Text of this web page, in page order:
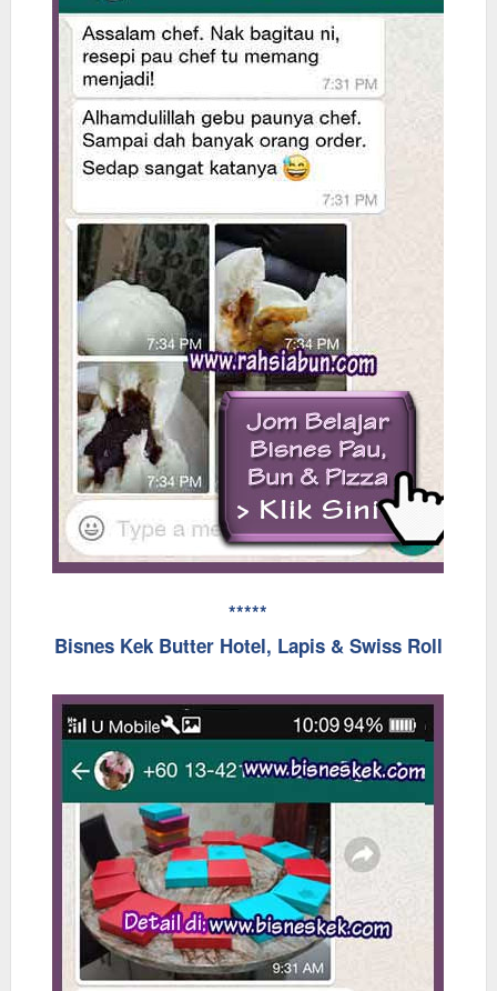
*****
Bisnes Kek Butter Hotel, Lapis & Swiss Roll